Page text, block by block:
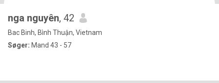
nga nguyên, 42
Bac Binh, Bình Thuận, Vietnam
Søger: Mand 43 - 57